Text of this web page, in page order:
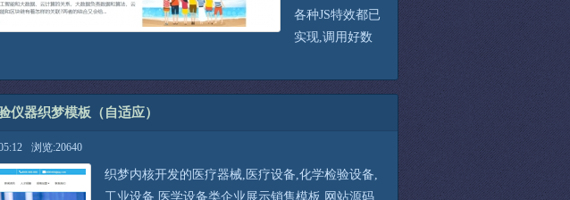
各种JS特效都已
实现,调用好数
仪器织梦模板（自适应）
浏览:20640
织梦内核开发的医疗器械,医疗设备,化学检验设备,
工业设备,医学设备类企业展示销售模板,网站源码